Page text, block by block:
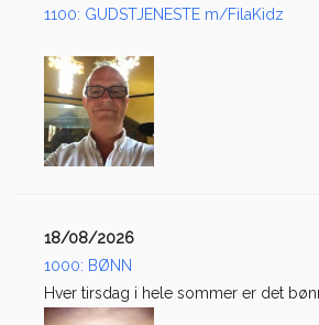
1100: GUDSTJENESTE m/FilaKidz
18/08/2026
1000: BØNN
Hver tirsdag i hele sommer er det bønn